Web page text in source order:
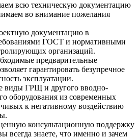
всю техническую документацию
во внимание пожелания
документацию в
ГОСТ и нормативными
организаций.
предварительные
гарантировать безупречное
эксплуатации.
виды ГРЩ и другого вводно-
оборудования из современных
к негативному воздействию
консультационную поддержку
всегда знаете, что именно и зачем